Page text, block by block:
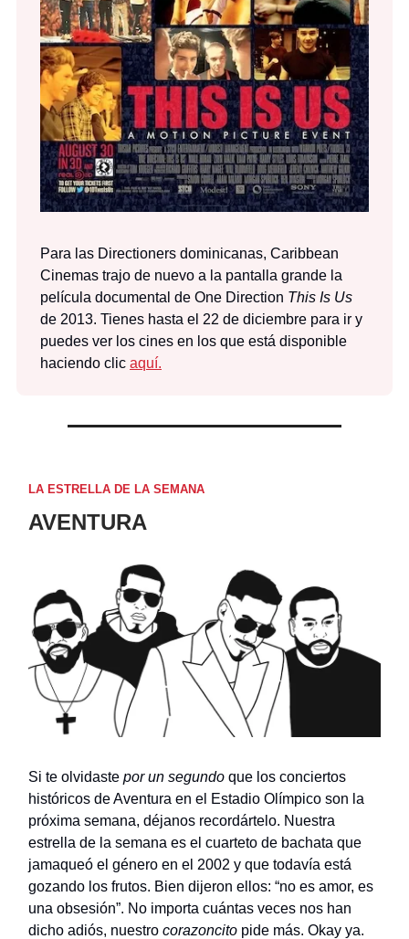
Para las Directioners dominicanas, Caribbean
Cinemas trajo de nuevo a la pantalla grande la
película documental de One Direction This Is Us
de 2013. Tienes hasta el 22 de diciembre para ir y
puedes ver los cines en los que está disponible
haciendo clic aquí.
LA ESTRELLA DE LA SEMANA
AVENTURA
Si te olvidaste por un segundo que los conciertos
históricos de Aventura en el Estadio Olímpico son la
próxima semana, déjanos recordártelo. Nuestra
estrella de la semana es el cuarteto de bachata que
jamaqueó el género en el 2002 y que todavía está
gozando los frutos. Bien dijeron ellos: “no es amor, es
una obsesión”. No importa cuántas veces nos han
dicho adiós, nuestro corazoncito pide más. Okay ya.